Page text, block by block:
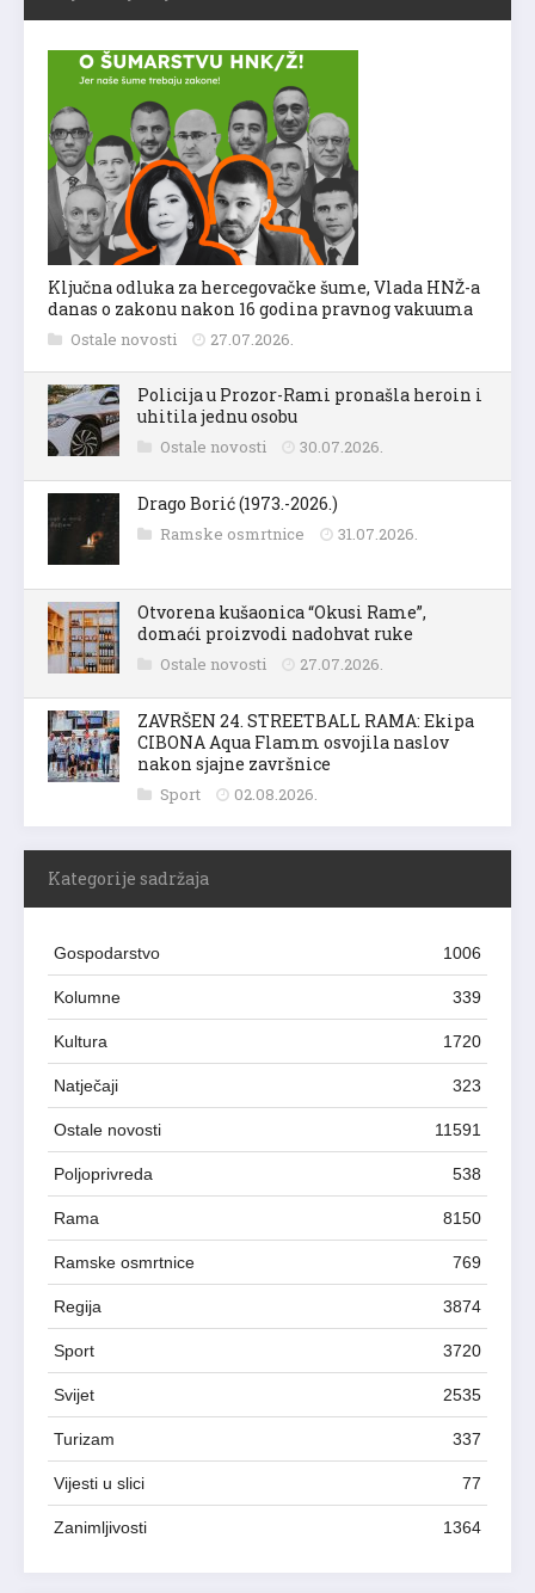
Ključna odluka za hercegovačke šume, Vlada HNŽ-a
danas o zakonu nakon 16 godina pravnog vakuuma
Ostale novosti 27.07.2026.
Policija u Prozor-Rami pronašla heroin i
uhitila jednu osobu
Ostale novosti 30.07.2026.
Drago Borić (1973.-2026.)
Ramske osmrtnice 31.07.2026.
Otvorena kušaonica “Okusi Rame”,
domaći proizvodi nadohvat ruke
Ostale novosti 27.07.2026.
ZAVRŠEN 24. STREETBALL RAMA: Ekipa
CIBONA Aqua Flamm osvojila naslov
nakon sjajne završnice
Sport 02.08.2026.
Kategorije sadržaja
Gospodarstvo 1006
Kolumne 339
Kultura 1720
Natječaji 323
Ostale novosti 11591
Poljoprivreda 538
Rama 8150
Ramske osmrtnice 769
Regija 3874
Sport 3720
Svijet 2535
Turizam 337
Vijesti u slici 77
Zanimljivosti 1364